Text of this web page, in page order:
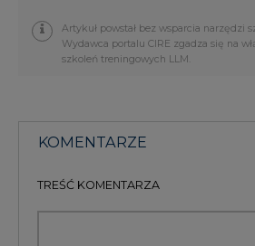
Artykuł powstał bez wsparcia narzędzi
Wydawca portalu CIRE zgadza się na
szkoleń treningowych LLM.
KOMENTARZE
TREŚĆ KOMENTARZA